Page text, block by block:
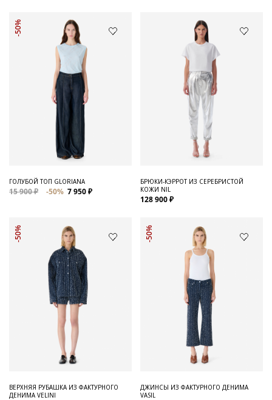
-50%
ГОЛУБОЙ ТОП GLORIANA
15 900 ₽ -50% 7 950 ₽
БРЮКИ-КЭРРОТ ИЗ СЕРЕБРИСТОЙ
КОЖИ NIL
128 900 ₽
-50%
ВЕРХНЯЯ РУБАШКА ИЗ ФАКТУРНОГО
ДЕНИМА VELINI
-50%
ДЖИНСЫ ИЗ ФАКТУРНОГО ДЕНИМА
VASIL